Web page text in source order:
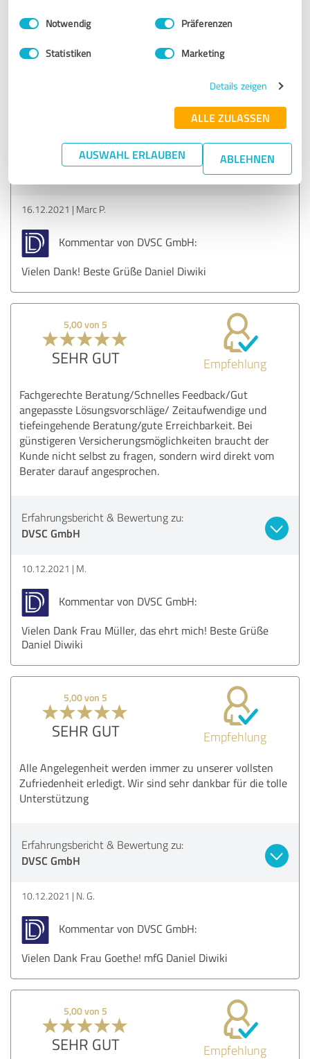
Impressum Datenschutzbestimmungen
Einwilligungsauswahl
Notwendig Präferenzen
Statistiken Marketing
Details zeigen
ALLE ZULASSEN
AUSWAHL ERLAUBEN ABLEHNEN
Empfehlung
Tolle Reaktionszeit, super Unterstützung
Erfahrungsbericht & Bewertung zu:
16.12.2021 Marc P.
Kommentar von DVSC GmbH:
Vielen Dank! Beste Grüße Daniel Diwiki
5,00 von 5
SEHR GUT Empfehlung
Fachgerechte Beratung/Schnelles Feedback/Gut
angepasste Lösungsvorschläge/ Zeitaufwendige und
tiefeingehende Beratung/gute Erreichbarkeit. Bei
günstigeren Versicherungsmöglichkeiten braucht der
Kunde nicht selbst zu fragen, sondern wird direkt vom
Berater darauf angesprochen.
Erfahrungsbericht & Bewertung zu:
DVSC GmbH
10.12.2021 M.
Kommentar von DVSC GmbH:
Vielen Dank Frau Müller, das ehrt mich! Beste Grüße
Daniel Diwiki
5,00 von 5
SEHR GUT Empfehlung
Alle Angelegenheit werden immer zu unserer vollsten
Zufriedenheit erledigt. Wir sind sehr dankbar für die tolle
Unterstützung
Erfahrungsbericht & Bewertung zu:
DVSC GmbH
10.12.2021 N. G.
Kommentar von DVSC GmbH:
Vielen Dank Frau Goethe! mfG Daniel Diwiki
5,00 von 5
SEHR GUT Empfehlung